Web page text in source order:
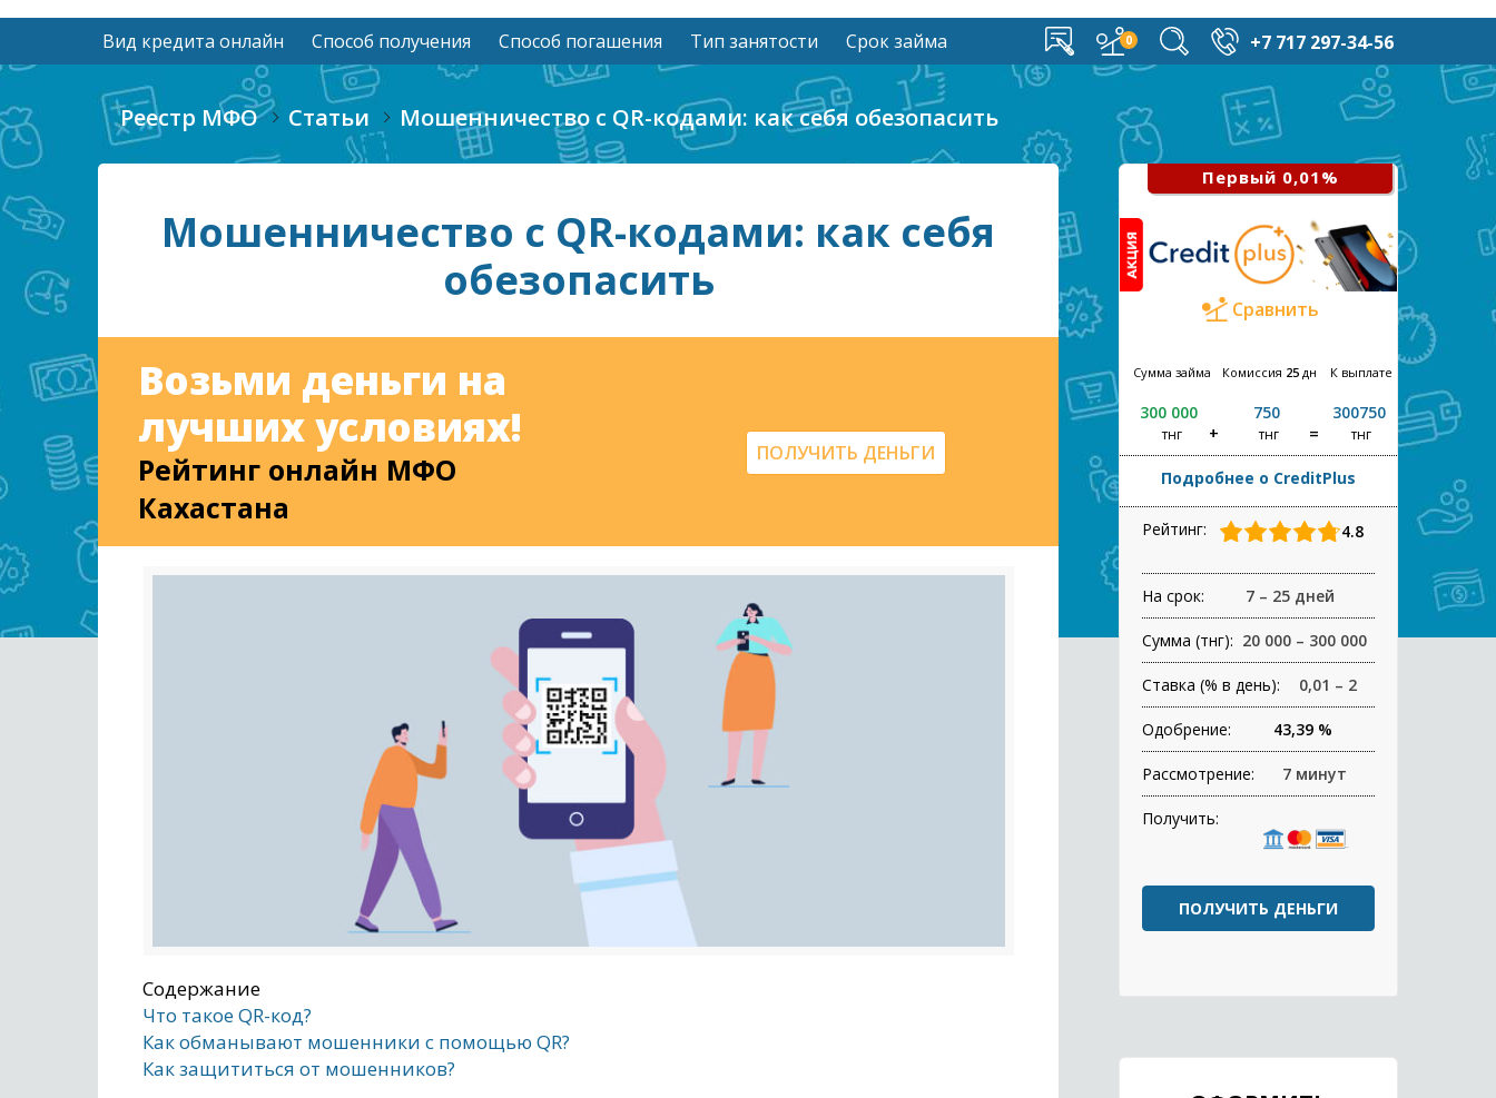
Вид кредита онлайн Способ получения Способ погашения Тип занятости Срок займа +7 717 297-34-56
Реестр МФО Статьи Мошенничество с QR-кодами: как себя обезопасить
Мошенничество с QR-кодами: как себя
обезопасить
Возьми деньги на
лучших условиях!
Рейтинг онлайн МФО
Кахастана
ПОЛУЧИТЬ ДЕНЬГИ
Содержание
Что такое QR-код?
Как обманывают мошенники с помощью QR?
Как защититься от мошенников?
Первый 0,01%
Сравнить
Сумма займа
300 000
тнг
Комиссия 25дн
750
тнг
К выплате
300750
тнг
Подробнее о CreditPlus
Рейтинг: 4.8
На срок: 7 – 25 дней
Сумма (тнг): 20 000 – 300 000
Ставка (% в день): 0,01 – 2
Одобрение: 43,39 %
Рассмотрение: 7 минут
Получить:
ПОЛУЧИТЬ ДЕНЬГИ